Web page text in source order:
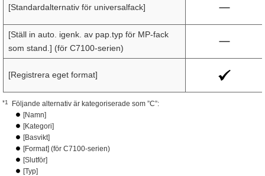
[Standardalternativ för universalfack]
[Ställ in auto. igenk. av pap.typ för MP-fack
som stand.] (för C7100-serien)
[Registrera eget format]
*1
Följande alternativ är kategoriserade som ”C”:
[Namn]
[Kategori]
[Basvikt]
[Format] (för C7100-serien)
[Slutför]
[Typ]